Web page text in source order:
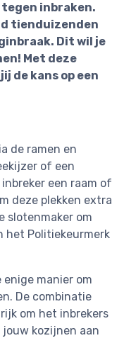
tegen inbraken.
tienduizenden
Dit wil je
Met deze
de kans op een
de ramen en
of een
een raam of
deze plekken extra
slotenmaker om
het Politiekeurmerk
manier om
De combinatie
om het inbrekers
kozijnen aan